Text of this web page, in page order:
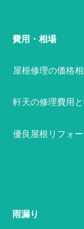
費用・相場
屋根修理の価格
軒天の修理費用
優良屋根リフォ
雨漏り